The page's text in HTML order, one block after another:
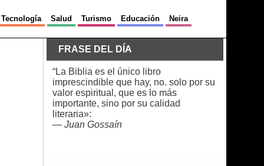
Tecnología Salud Turismo Educación Neira
FRASE DEL DÍA
“La Biblia es el único libro
imprescindible que hay, no. solo por su
valor espiritual, que es lo más
importante, sino por su calidad
literaria»:
— Juan Gossaín